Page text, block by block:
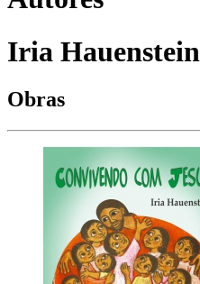
Iria Hauenstein
Obras